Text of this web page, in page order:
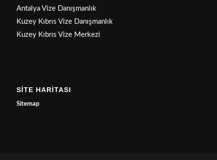
Antalya Vize Danışmanlık
Kuzey Kıbrıs Vize Danışmanlık
Kuzey Kıbrıs Vize Merkezi
SİTE HARİTASI
Sitemap